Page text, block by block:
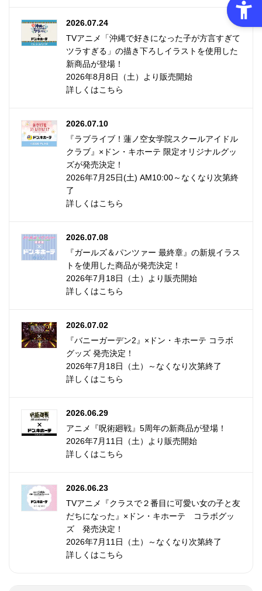
2026.07.24
TVアニメ「沖縄で好きになった子が方言すぎて
ツラすぎる」の描き下ろしイラストを使用した
新商品が登場！
2026年8月8日（土）より販売開始
詳しくはこちら
2026.07.10
『ラブライブ！蓮ノ空女学院スクールアイドル
クラブ』×ドン・キホーテ 限定オリジナルグッ
ズが発売決定！
2026年7月25日(土) AM10:00～なくなり次第終
了
詳しくはこちら
2026.07.08
『ガールズ＆パンツァー 最終章』の新規イラス
トを使用した商品が発売決定！
2026年7月18日（土）より販売開始
詳しくはこちら
2026.07.02
『バニーガーデン2』×ドン・キホーテ コラボ
グッズ 発売決定！
2026年7月18日（土）～なくなり次第終了
詳しくはこちら
2026.06.29
アニメ『呪術廻戦』5周年の新商品が登場！
2026年7月11日（土）より販売開始
詳しくはこちら
2026.06.23
TVアニメ『クラスで２番目に可愛い女の子と友
だちになった』×ドン・キホーテ コラボグッ
ズ 発売決定！
2026年7月11日（土）～なくなり次第終了
詳しくはこちら